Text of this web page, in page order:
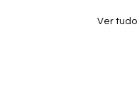
Ver tudo